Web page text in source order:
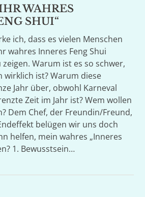
WAHRES
SHUI“
ich, dass es vielen Menschen
wahres Inneres Feng Shui
Warum ist es so schwer,
wirklich ist? Warum diese
Jahr über, obwohl Karneval
Zeit im Jahr ist? Wem wollen
Dem Chef, der Freundin/Freund,
belügen wir uns doch
helfen, mein wahres „Inneres
1. Bewusstsein…